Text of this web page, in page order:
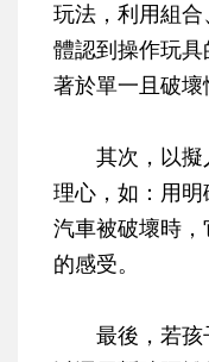
玩法 ，利用組
體認到操作玩
著於單一且破壞
其次， 以
理心 ，如：用
汽車被破壞時
的感受。
最後，若孩